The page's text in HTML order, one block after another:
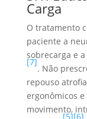
Carga
O tratamento
paciente a
sobrecarga e
[7]
. Não
repouso
ergonômicos
movimento,
[5][6]